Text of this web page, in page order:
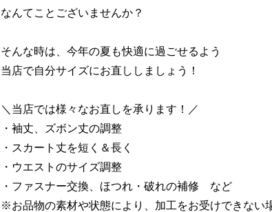
なんてことございませんか？
そんな時は、今年の夏も快適に過ごせるよう
当店で自分サイズにお直ししましょう！
＼当店では様々なお直しを承ります！／
・袖丈、ズボン丈の調整
・スカート丈を短く＆長く
・ウエストのサイズ調整
・ファスナー交換、ほつれ・破れの補修　など
※お品物の素材や状態により、加工をお受けできない